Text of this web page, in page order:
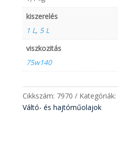
kiszerelés
1 L, 5 L
viszkozitás
75w140
Cikkszám: 7970 Kategóriák:
Váltó- és hajtóműolajok